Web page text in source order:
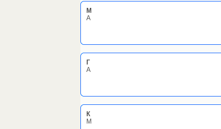
М
А
Г
А
К
M